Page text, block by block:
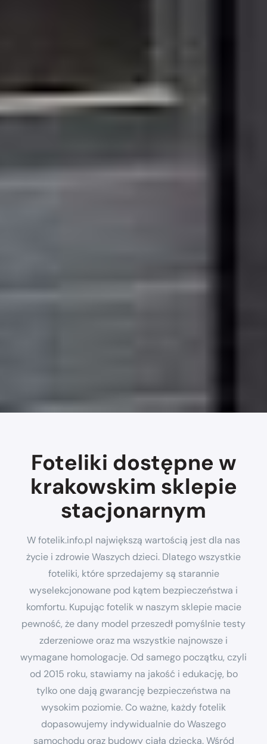
Foteliki dostępne w
krakowskim sklepie
stacjonarnym
W fotelik.info.pl największą wartością jest dla nas
życie i zdrowie Waszych dzieci. Dlatego wszystkie
foteliki, które sprzedajemy są starannie
wyselekcjonowane pod kątem bezpieczeństwa i
komfortu. Kupując fotelik w naszym sklepie macie
pewność, że dany model przeszedł pomyślnie testy
zderzeniowe oraz ma wszystkie najnowsze i
wymagane homologacje. Od samego początku, czyli
od 2015 roku, stawiamy na jakość i edukację, bo
tylko one dają gwarancję bezpieczeństwa na
wysokim poziomie. Co ważne, każdy fotelik
dopasowujemy indywidualnie do Waszego
samochodu oraz budowy ciała dziecka. Wśród